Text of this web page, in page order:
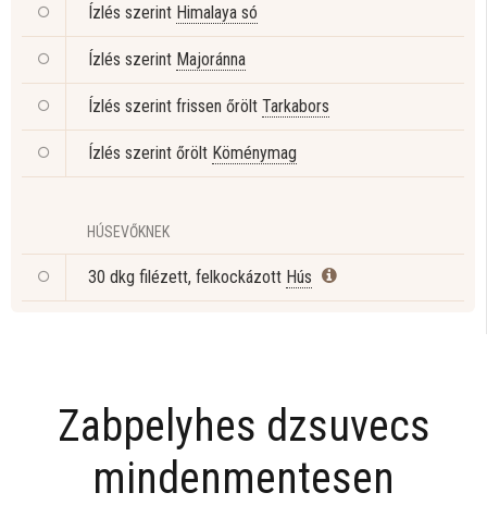
Ízlés szerint Himalaya só
Ízlés szerint Majoránna
Ízlés szerint frissen őrölt Tarkabors
Ízlés szerint őrölt Köménymag
HÚSEVŐKNEK
30 dkg filézett, felkockázott Hús
Zabpelyhes dzsuvecs
mindenmentesen